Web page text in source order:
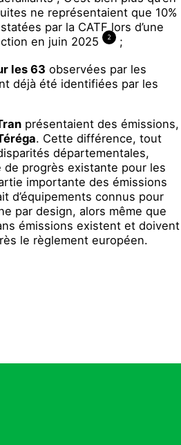
ne représentaient que 10%
par la CATF lors d’une
en juin 2025
2
;
les 63 observées par les
déjà été identifiées par les
présentaient des émissions,
. Cette différence, tout
départementales,
de progrès existante pour les
importante des émissions
d’équipements connus pour
par design, alors même que
émissions existent et doivent
le règlement européen.